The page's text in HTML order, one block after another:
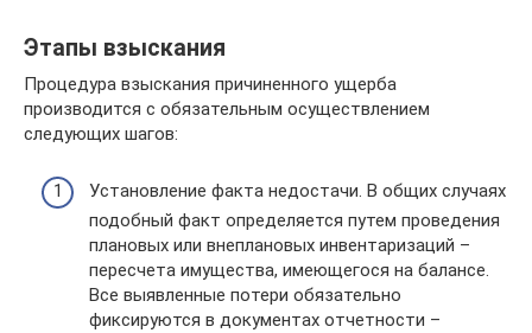
Этапы взыскания
Процедура взыскания причиненного ущерба
производится с обязательным осуществлением
следующих шагов:
Установление факта недостачи. В общих случаях
подобный факт определяется путем проведения
плановых или внеплановых инвентаризаций –
пересчета имущества, имеющегося на балансе.
Все выявленные потери обязательно
фиксируются в документах отчетности –